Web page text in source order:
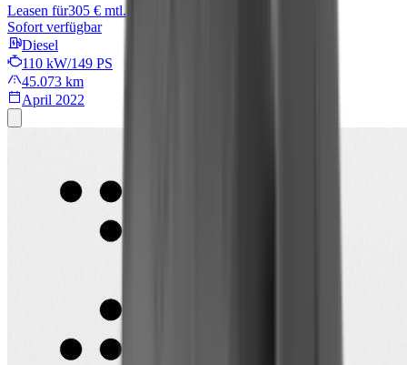
Leasen für305 € mtl.
Sofort verfügbar
Diesel
110 kW/149 PS
45.073 km
April 2022